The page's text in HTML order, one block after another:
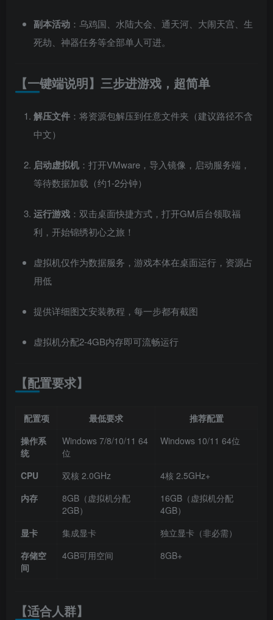
副本活动 ：乌鸡国、水陆大会、通天河、大闹天宫、生
死劫、神器任务等全部单人可进。
【一键端说明】三步进游戏，超简单
解压文件 ：将资源包解压到任意文件夹（建议路径不含
中文）
启动虚拟机 ：打开VMware，导入镜像，启动服务端，
等待数据加载（约1-2分钟）
运行游戏 ：双击桌面快捷方式，打开GM后台领取福
利，开始锦绣初心之旅！
虚拟机仅作为数据服务，游戏本体在桌面运行，资源占
用低
提供详细图文安装教程，每一步都有截图
虚拟机分配2-4GB内存即可流畅运行
【配置要求】
配置项 最低要求
推荐配置
操作系
统
Windows 7/8/10/11 64
位
Windows 10/11 64位
CPU 双核 2.0GHz
4核 2.5GHz+
内存
8GB（虚拟机分配
2GB）
16GB（虚拟机分配
4GB）
显卡
集成显卡
独立显卡（非必需）
存储空
间
4GB可用空间 8GB+
【适合人群】